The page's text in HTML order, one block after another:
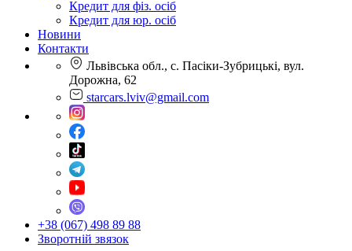
Кредит для фіз. осіб
Кредит для юр. осіб
Новини
Контакти
Львівська обл., с. Пасіки-Зубрицькі, вул.
Дорожна, 62
starcars.lviv@gmail.com
+38 (067) 498 89 88
Зворотній звязок